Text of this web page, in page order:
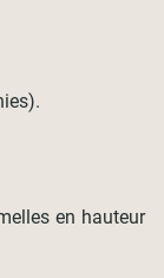
en hauteur